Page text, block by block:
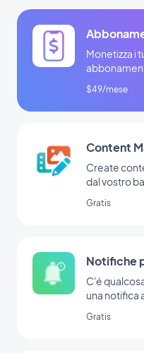
Monetizza i
$49/mese
Content
Create
dal vostro
Gratis
Notifiche
C'é
una notifica
Gratis